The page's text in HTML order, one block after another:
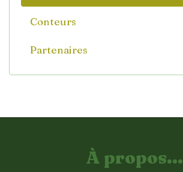
Conteurs
Partenaires
À propos...